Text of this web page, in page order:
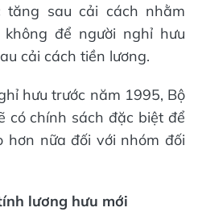
tăng sau cải cách nhằm
để người nghỉ hưu
cải cách tiền lương.
hưu trước năm 1995, Bộ
có chính sách đặc biệt để
hơn nữa đối với nhóm đối
lương hưu mới